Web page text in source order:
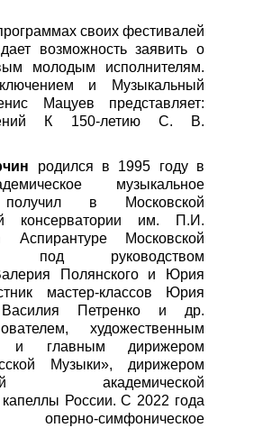
своих фестивалей
возможность заявить о
молодым исполнителям.
и Музыкальный
Мацуев представляет:
К 150-летию С. В.
родился в 1995 году в
музыкальное
получил в Московской
консерватории им. П.И.
Аспирантуре Московской
под руководством
Полянского и Юрия
мастер-классов Юрия
Василия Петренко и др.
художественным
и главным дирижером
Музыки», дирижером
академической
России. С 2022 года
симфоническое